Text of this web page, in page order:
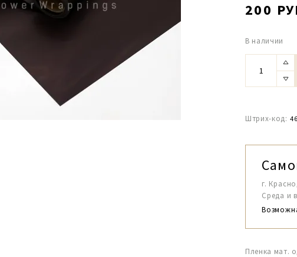
200
В наличии
Штрих-код:
г.
Среда и
Пленка мат.